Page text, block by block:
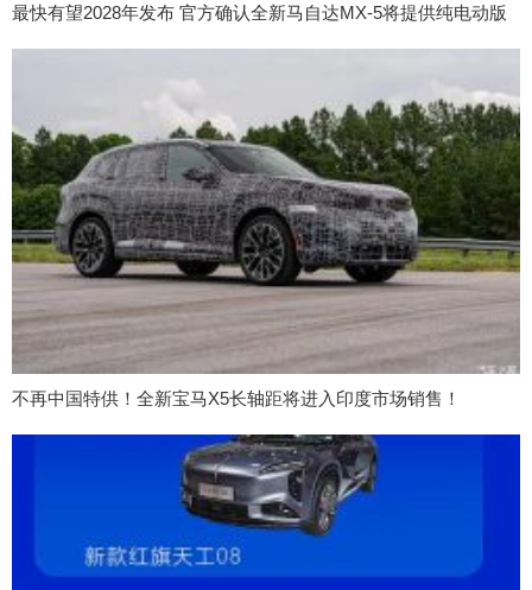
最快有望2028年发布 官方确认全新马自达MX-5将提供纯电动版
不再中国特供！全新宝马X5长轴距将进入印度市场销售！